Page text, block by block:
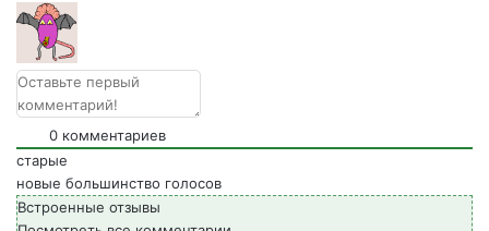
0 комментариев
старые
новые большинство голосов
Встроенные отзывы